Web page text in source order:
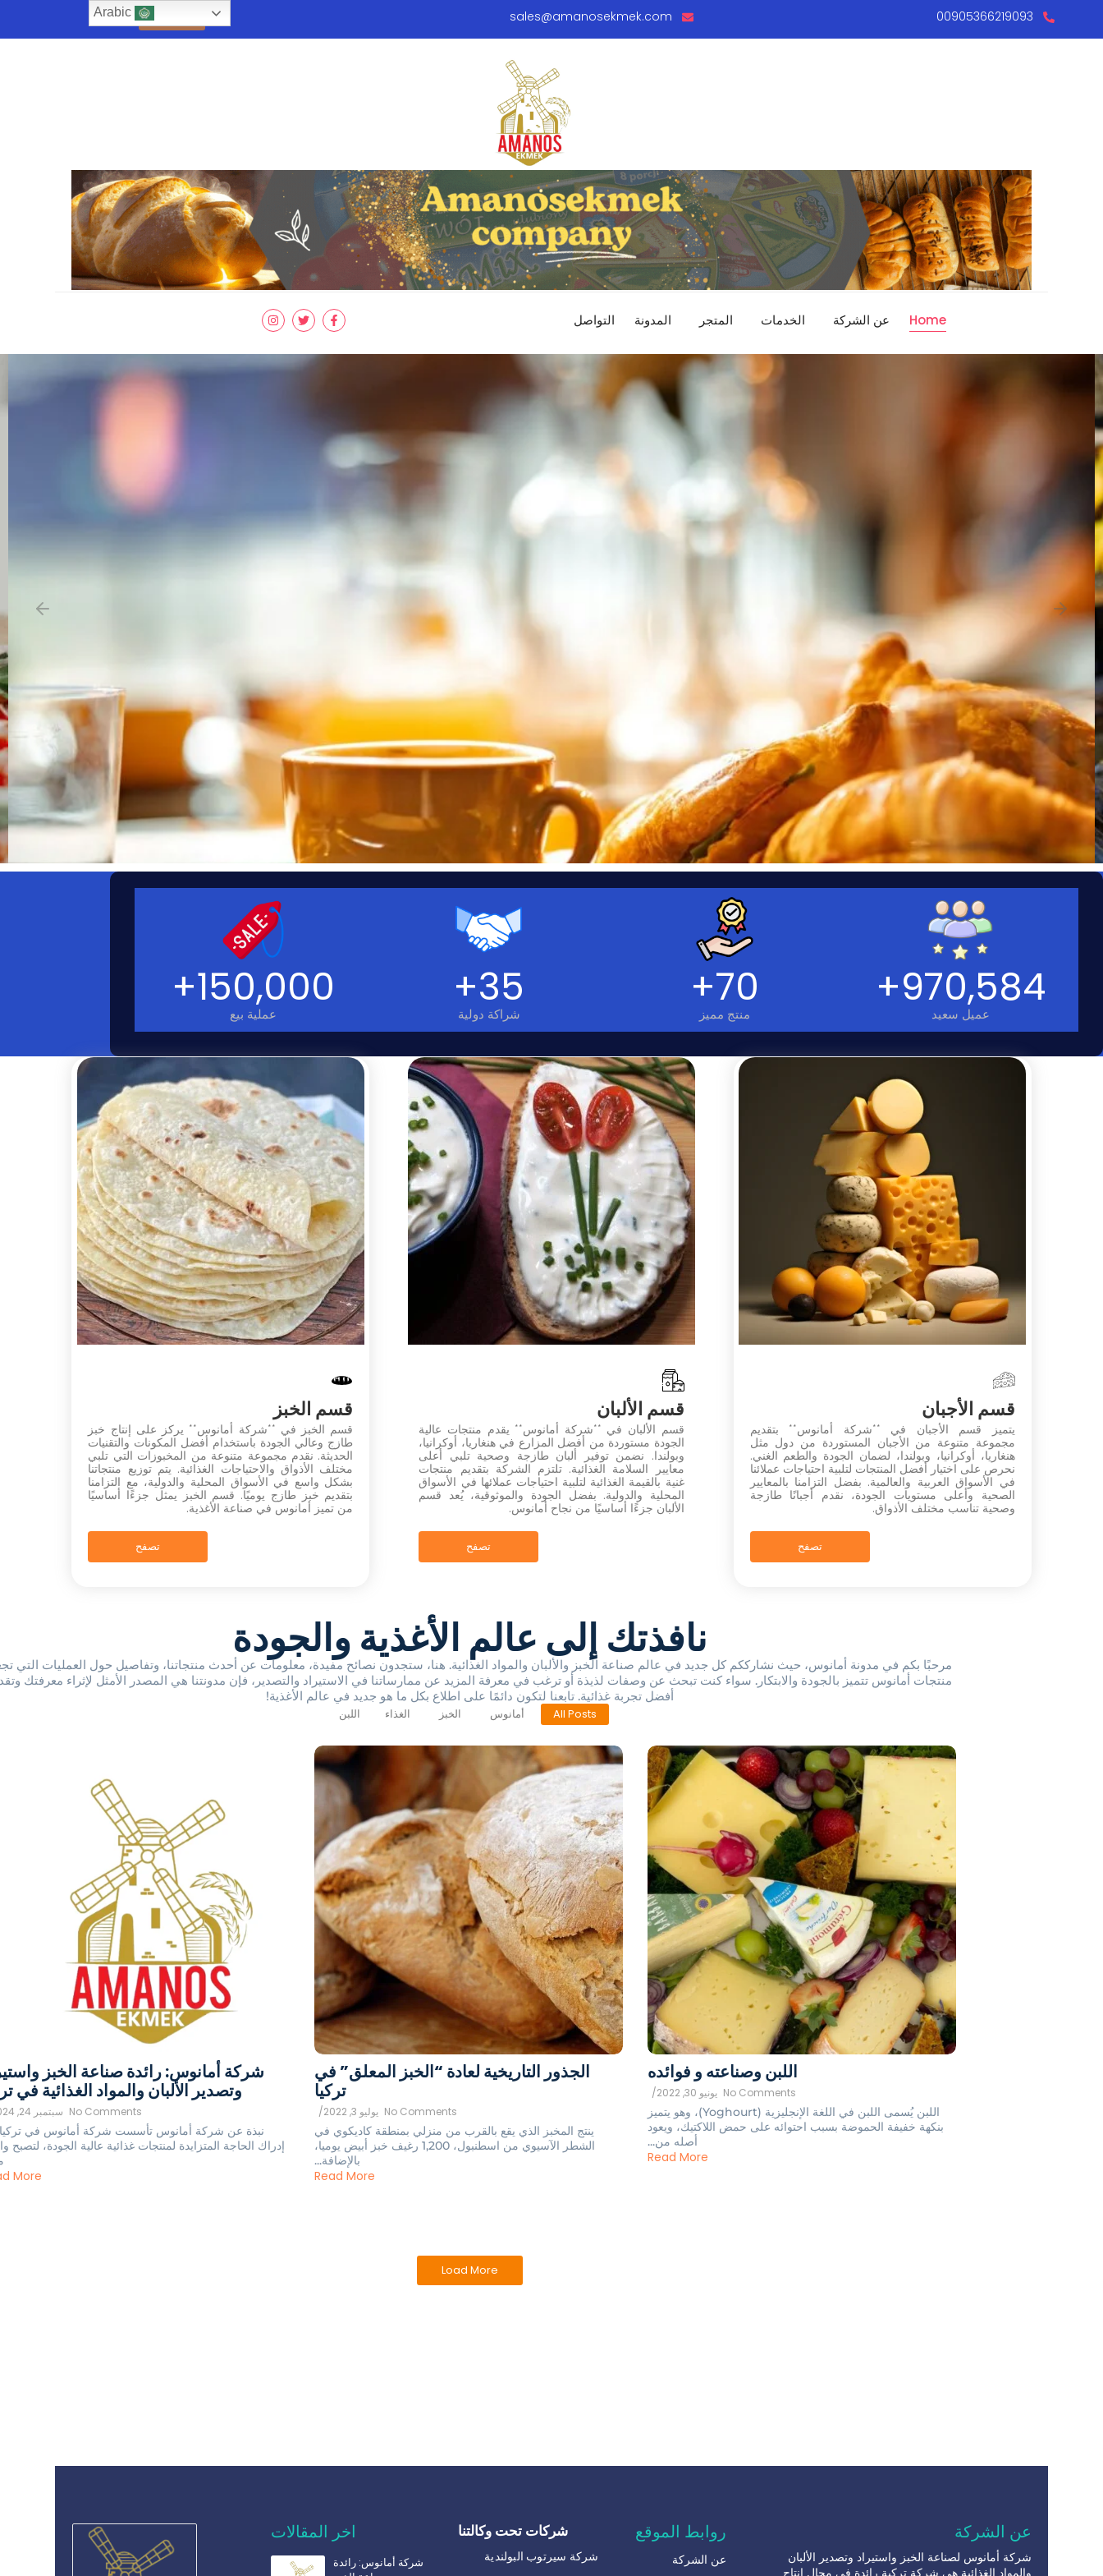
00905366219093
sales@amanosekmek.com تواصل معنا
Home عن الشركة الخدمات المتجر المدونة التواصل
عميل سعيد
970,584
+
منتج مميز
70
+
شراكة دولية
35
+
عملية بيع
150,000
+
قسم الأجبان
يتميز قسم الأجبان في **شركة أمانوس** بتقديم
مجموعة متنوعة من الأجبان المستوردة من دول مثل
هنغاريا، أوكرانيا، وبولندا، لضمان الجودة والطعم الغني.
نحرص على اختيار أفضل المنتجات لتلبية احتياجات عملائنا
في الأسواق العربية والعالمية. بفضل التزامنا بالمعايير
الصحية وأعلى مستويات الجودة، نقدم أجبانًا طازجة
وصحية تناسب مختلف الأذواق.
تصفح
قسم الألبان
قسم الألبان في **شركة أمانوس** يقدم منتجات عالية
الجودة مستوردة من أفضل المزارع في هنغاريا، أوكرانيا،
وبولندا. نضمن توفير ألبان طازجة وصحية تلبي أعلى
معايير السلامة الغذائية. تلتزم الشركة بتقديم منتجات
غنية بالقيمة الغذائية لتلبية احتياجات عملائها في الأسواق
المحلية والدولية. بفضل الجودة والموثوقية، يُعد قسم
الألبان جزءًا أساسيًا من نجاح أمانوس.
تصفح
قسم الخبز
قسم الخبز في **شركة أمانوس** يركز على إنتاج خبز
طازج وعالي الجودة باستخدام أفضل المكونات والتقنيات
الحديثة. نقدم مجموعة متنوعة من المخبوزات التي تلبي
مختلف الأذواق والاحتياجات الغذائية. يتم توزيع منتجاتنا
بشكل واسع في الأسواق المحلية والدولية، مع التزامنا
بتقديم خبز طازج يوميًا. قسم الخبز يمثل جزءًا أساسيًا
من تميز أمانوس في صناعة الأغذية.
تصفح
نافذتك إلى عالم الأغذية والجودة
مرحبًا بكم في مدونة أمانوس، حيث نشارككم كل جديد في عالم صناعة الخبز والألبان والمواد الغذائية. هنا، ستجدون نصائح مفيدة، معلومات عن أحدث منتجاتنا، وتفاصيل حول العمليات التي
منتجات أمانوس تتميز بالجودة والابتكار. سواء كنت تبحث عن وصفات لذيذة أو ترغب في معرفة المزيد عن ممارساتنا في الاستيراد والتصدير، فإن مدونتنا هي المصدر الأمثل لإثراء معرفتك
أفضل تجربة غذائية. تابعنا لتكون دائمًا على اطلاع بكل ما هو جديد في عالم الأغذية!
All Posts
أمانوس الخبز الغذاء اللبن
شركة أمانوس: رائدة صناعة الخبز
وتصدير الألبان والمواد الغذائية في
سبتمبر 24, 2024 No Comments
نبذة عن شركة أمانوس تأسست شركة أمانوس في تركيا
إدراك الحاجة المتزايدة لمنتجات غذائية عالية الجودة، لتصبح
More
الجذور التاريخية لعادة “الخبز المعلق” في
تركيا
يوليو 3, 2022 / No Comments
ينتج المخبز الذي يقع بالقرب من منزلي بمنطقة كاديكوي في
الشطر الآسيوي من اسطنبول، 1,200 رغيف خبز أبيض يوميا،
بالإضافة...
Read More
اللبن وصناعته و فوائده
يونيو 30, 2022 / No Comments
اللبن يُسمى اللبن في اللغة الإنجليزية (Yoghourt)، وهو يتميز
بنكهة خفيفة الحموضة بسبب احتوائه على حمض اللاكتيك، ويعود
أصله من...
Read More
Load More
عن الشركة
شركة أمانوس لصناعة الخبز واستيراد وتصدير الألبان
والمواد الغذائية هي شركة تركية رائدة في مجال إنتاج
روابط الموقع
عن الشركة
شركات تحت وكالتنا
شركة سيرتوب البولندية
اخر المقالات
شركة أمانوس: رائدة
Arabic